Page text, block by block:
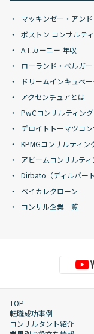
マッキンゼー・アン
ボストン コンサルテ
A.T.カーニー 年収
ローランド・ベルガ
ドリームインキュベ
アクセンチュアとは
PwCコンサルティン
デロイトトーマツコ
KPMGコンサルティン
アビームコンサルテ
Dirbato（ディルバート
ベイカレクローン
コンサル企業一覧
TOP
転職成功事例
コンサルタント紹介